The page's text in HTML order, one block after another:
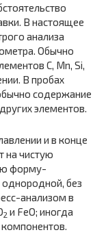
В настоящее
анализа
Обычно
С, Mn, Si,
В пробах
содержание
элементов.
и в конце
на чис­тую
форму-
без
анали­зом в
2 и FeO; иногда